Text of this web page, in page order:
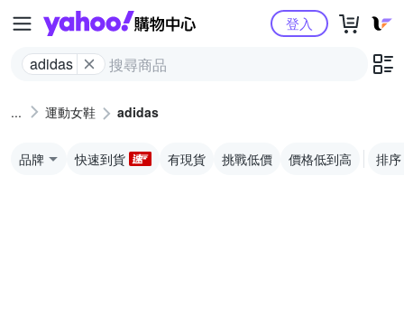
Yahoo購物中心
adidas
登入
運動女鞋 adidas
品牌 快速到貨 有現貨 挑戰低價 價格低到高 排序